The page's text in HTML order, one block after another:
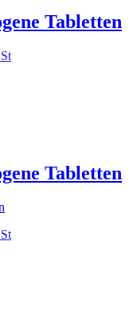
Tabletten
Tabletten